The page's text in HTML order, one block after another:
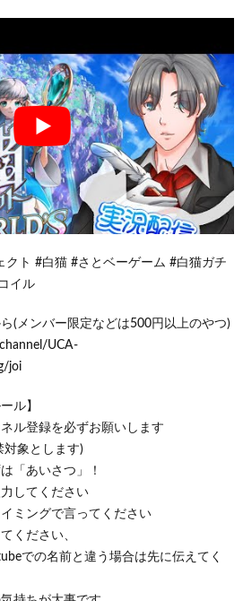
クト #白猫 #さとベーゲーム #白猫ガチ
イル
(メンバー限定などは500円以上のやつ)
UCA-
joi
ル】
ル登録を必ずお願いします
対象とします)
「あいさつ」！
してください
ミングで言ってください
ください、
での名前と違う場合は先に伝えてく